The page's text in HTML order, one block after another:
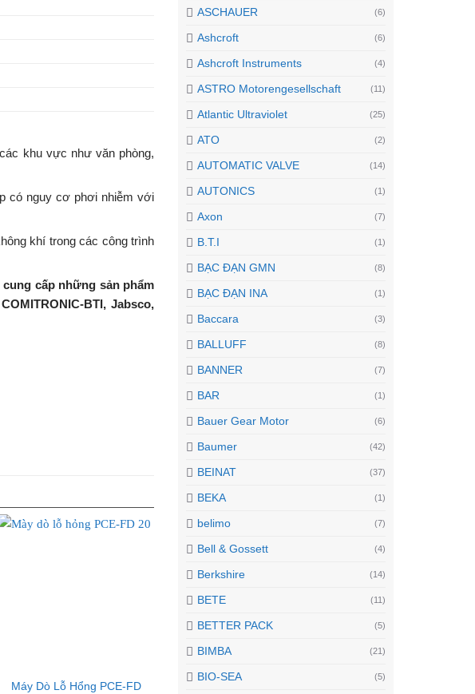
ASCHAUER (6)
Ashcroft (6)
Ashcroft Instruments (4)
ASTRO Motorengesellschaft (11)
Atlantic Ultraviolet (25)
ATO (2)
AUTOMATIC VALVE (14)
AUTONICS (1)
Axon (7)
B.T.I (1)
BẠC ĐẠN GMN (8)
BẠC ĐẠN INA (1)
Baccara (3)
BALLUFF (8)
BANNER (7)
BAR (1)
Bauer Gear Motor (6)
Baumer (42)
BEINAT (37)
BEKA (1)
belimo (7)
Bell & Gossett (4)
Berkshire (14)
BETE (11)
BETTER PACK (5)
BIMBA (21)
BIO-SEA (5)
khu vực như văn phòng,
có nguy cơ phơi nhiễm với
khí trong các công trình
cung cấp những sản phẩm
BTI, Jabsco,
Máy Dò Lỗ Hổng PCE-FD